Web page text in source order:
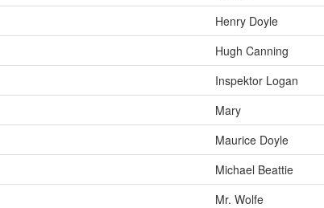
Henry Doyle
Hugh Canning
Inspektor Logan
Mary
Maurice Doyle
Michael Beattie
Mr. Wolfe